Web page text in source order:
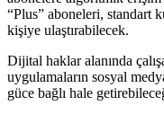
“Plus” aboneleri, standart
kişiye ulaştırabilecek.
Dijital haklar alanında
uygulamaların sosyal
güce bağlı hale